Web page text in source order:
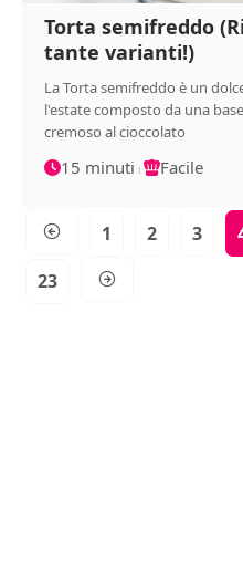
Torta semifreddo
tante varianti!)
La Torta semifreddo è un
l'estate composto da una
cremoso al cioccolato
15 minuti Facile
1 2 3
23